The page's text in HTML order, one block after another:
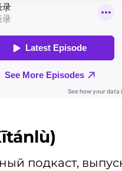
подкаст,